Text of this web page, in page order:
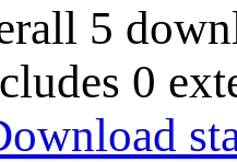
5
0